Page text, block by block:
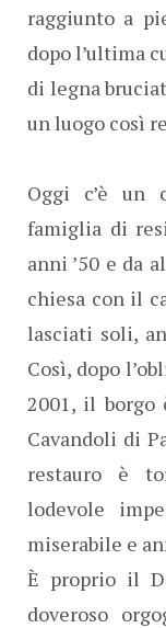
raggiunto a
dopo l’ultima
di legna
un luogo così
Oggi c’è un
famiglia di
anni ’50 e da
chiesa con il
lasciati soli,
Così, dopo
2001, il borgo
Cavandoli di
restauro è
lodevole
miserabile e
È proprio il
doveroso